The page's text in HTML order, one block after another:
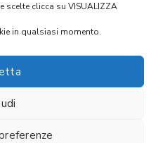
scelte clicca su VISUALIZZA
in qualsiasi momento.